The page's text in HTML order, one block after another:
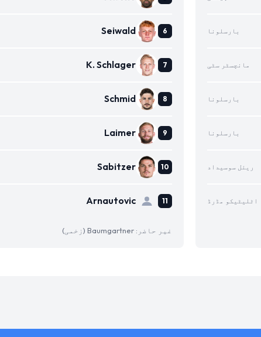
بارسلونا
مانچسٹر سٹی
بارسلونا
بارسلونا
ریئل سوسیداد
اٹلیٹیکو مڈرڈ
Seiwald
K. Schlager
Schmid
Laimer
Sabitzer
Arnautovic
غیر حاضر: Baumgartner (زخمی)